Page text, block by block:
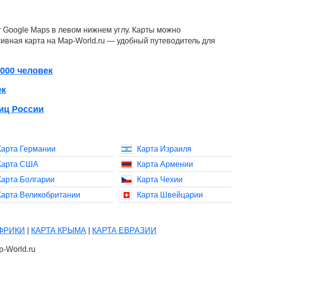
Google Maps в левом нижнем углу. Карты можно
карта на Map-World.ru — удобный путеводитель для
человек
России
Германии
Карта Израиля
США
Карта Армении
Болгарии
Карта Чехии
Великобритании Карта Швейцарии
КАРТА КРЫМА КАРТА ЕВРАЗИИ
World.ru